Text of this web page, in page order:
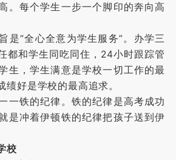
。每个学生一步一个脚印的奔向高
“全心全意为学生服务”。办学三
都和学生同吃同住，24小时跟踪管
生，学生满意是学校一切工作的最
绩好是学校的最高追求。
铁的纪律。铁的纪律是高考成功
是冲着伊顿铁的纪律把孩子送到伊
校